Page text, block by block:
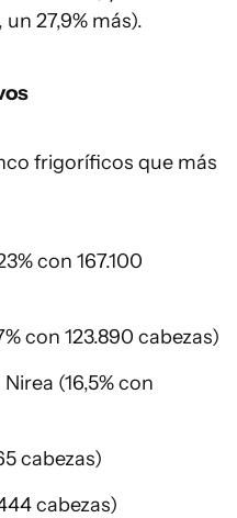
27,9% más).
frigoríficos que más
con 167.100
con 123.890 cabezas)
(16,5% con
cabezas)
cabezas)